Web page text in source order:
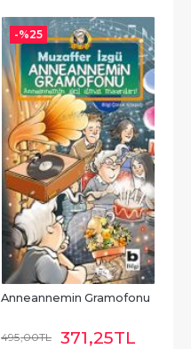
-%25
Anneannemin Gramofonu
495,00TL 371,25TL